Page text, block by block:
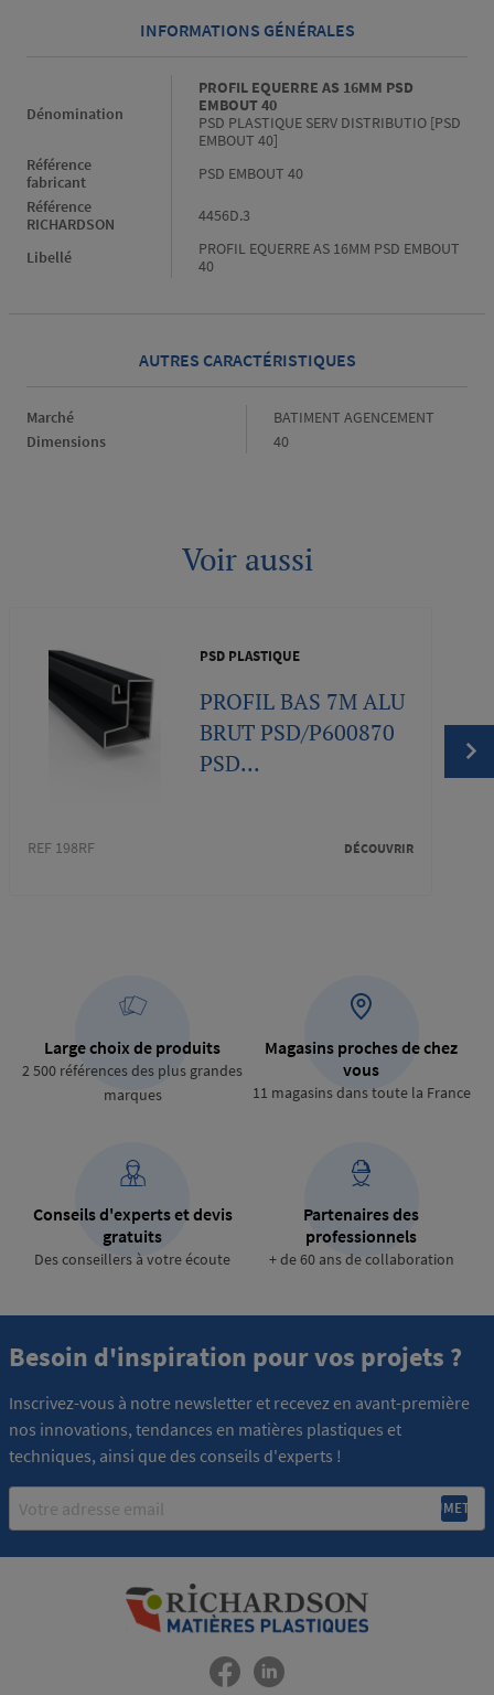
INFORMATIONS GÉNÉRALES
Dénomination
PROFIL EQUERRE AS 16MM PSD
EMBOUT 40
PSD PLASTIQUE SERV DISTRIBUTIO [PSD
EMBOUT 40]
Référence
fabricant
PSD EMBOUT 40
Référence
RICHARDSON
4456D.3
Libellé
PROFIL EQUERRE AS 16MM PSD EMBOUT
40
AUTRES CARACTÉRISTIQUES
Marché Marché
BATIMENT AGENCEMENT
Dimensions
Dimensions
40
Voir aussi
PSD PLASTIQUE
PROFIL BAS 7M ALU
BRUT PSD/P600870
PSD...
REF 198RF DÉCOUVRIR
Large choix de produits
2 500 références des plus grandes
marques
Magasins proches de chez
vous
11 magasins dans toute la France
Conseils d'experts et devis
gratuits
Des conseillers à votre écoute
Partenaires des
professionnels
+ de 60 ans de collaboration
Besoin d'inspiration pour vos projets ?
Inscrivez-vous à notre newsletter et recevez en avant-première
nos innovations, tendances en matières plastiques et
techniques, ainsi que des conseils d'experts !